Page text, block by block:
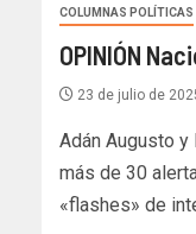
COLUMNAS POLÍTICAS
OPINIÓN
23 de julio de
Adán Augusto y
más de 30
«flashes» de